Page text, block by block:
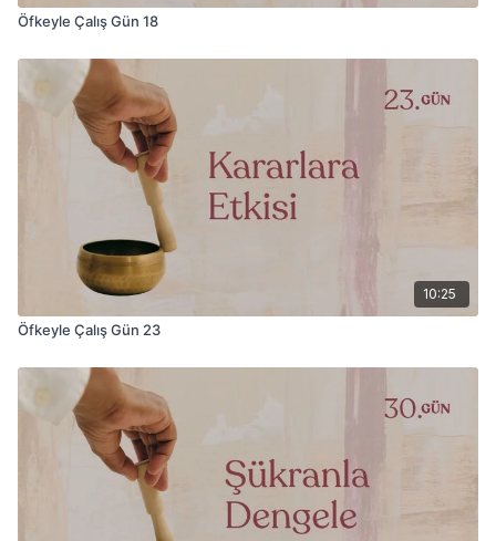
Öfkeyle Çalış Gün 18
10:25
Öfkeyle Çalış Gün 23